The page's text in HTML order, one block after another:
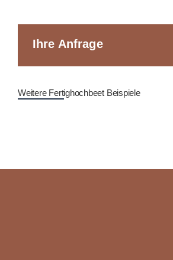
Ihre Anfrage
Weitere Fertighochbeet Beispiele